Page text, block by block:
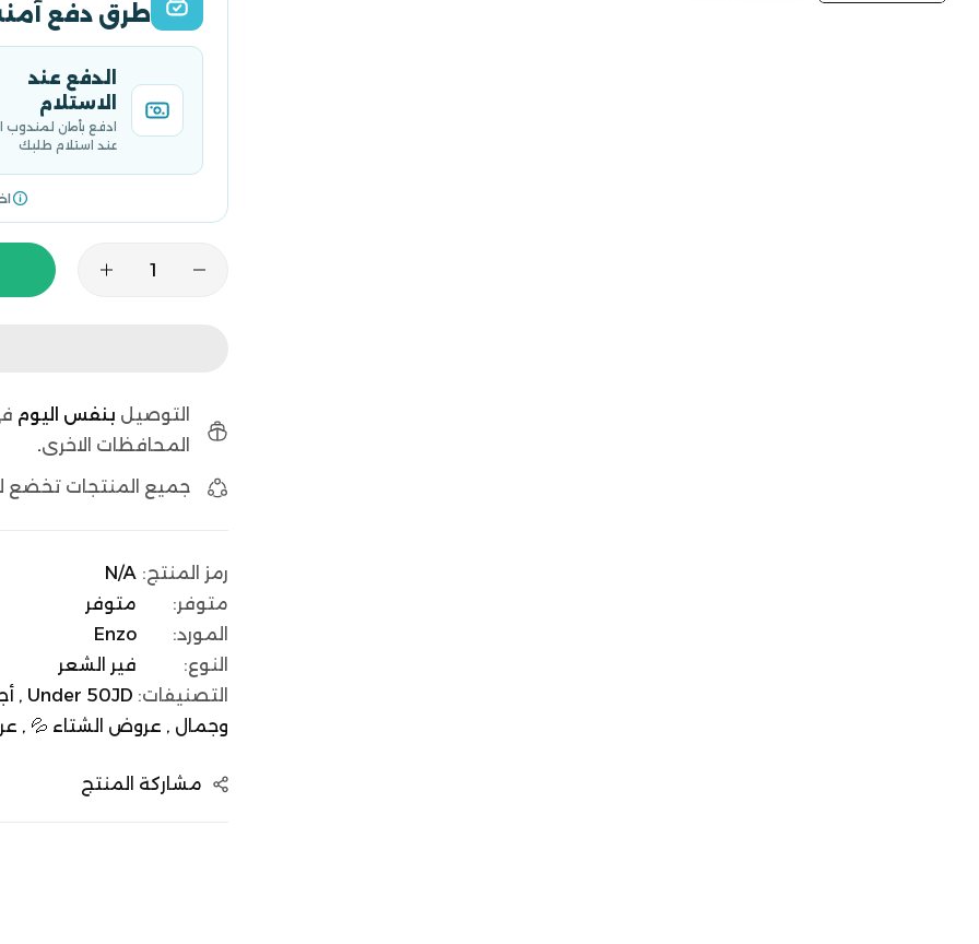
طرق دفع
الدفع عند
الاستلام
ادفع بأمان لمندوب
عند استلام طلبك
التوصيل بنفس اليوم
المحافظات الاخرى.
جميع المنتجات تخضع
رمز المنتج: N/A
متوفر:
متوفر
المورد:
Enzo
النوع:
فير الشعر
التصنيفات: Under 50JD ,
وجمال , عروض الشتاء 💦 ,
مشاركة المنتج